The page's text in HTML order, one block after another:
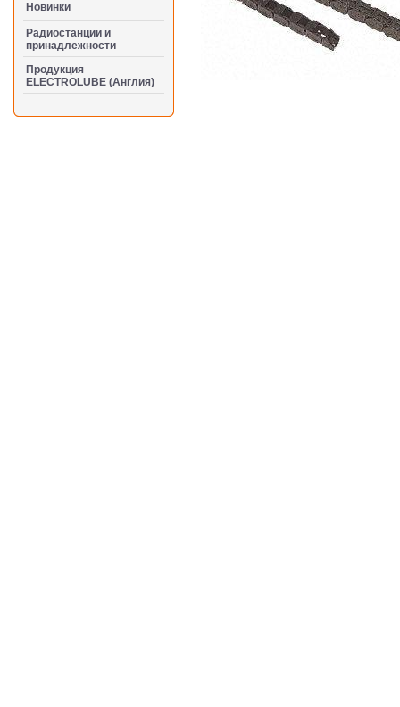
Новинки
Радиостанции и
принадлежности
Продукция
ELECTROLUBE (Англия)